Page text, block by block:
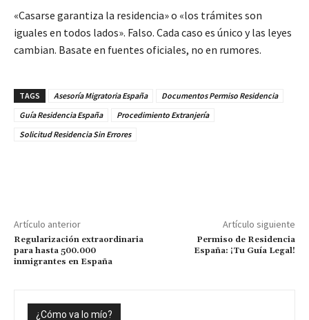
«Casarse garantiza la residencia» o «los trámites son
iguales en todos lados». Falso. Cada caso es único y las leyes
cambian. Basate en fuentes oficiales, no en rumores.
TAGS Asesoría Migratoria España
Documentos Permiso Residencia
Guía Residencia España
Procedimiento Extranjería
Solicitud Residencia Sin Errores
Artículo anterior
Regularización extraordinaria
para hasta 500.000
inmigrantes en España
Artículo siguiente
Permiso de Residencia
España: ¡Tu Guía Legal!
¿Cómo va lo mío?